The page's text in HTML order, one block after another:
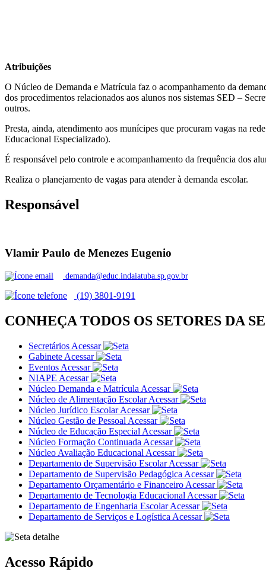
Atribuições
O Núcleo de Demanda e Matrícula faz o acompanhamento da
dos procedimentos relacionados aos alunos nos sistemas SED –
outros.
Presta, ainda, atendimento aos munícipes que procuram vagas na
Educacional Especializado).
É responsável pelo controle e acompanhamento da frequência dos
Realiza o planejamento de vagas para atender à demanda escolar.
Responsável
Vlamir Paulo de Menezes Eugenio
demanda@educ.indaiatuba.sp.gov.br
(19) 3801-9191
CONHEÇA TODOS OS SETORES DA
Secretários Acessar
Gabinete Acessar
Eventos Acessar
NIAPE Acessar
Núcleo Demanda e Matrícula Acessar
Núcleo de Alimentação EscolarAcessar
Núcleo Jurídico EscolarAcessar
Núcleo Gestão de Pessoal Acessar
Núcleo de Educação Especial Acessar
Núcleo Formação Continuada Acessar
Núcleo Avaliação Educacional Acessar
Departamento de Supervisão EscolarAcessar
Departamento de Supervisão Pedagógica Acessar
Departamento Orçamentário e Financeiro Acessar
Departamento de Tecnologia Educacional Acessar
Departamento de Engenharia EscolarAcessar
Departamento de Serviços e Logística Acessar
Acesso Rápido